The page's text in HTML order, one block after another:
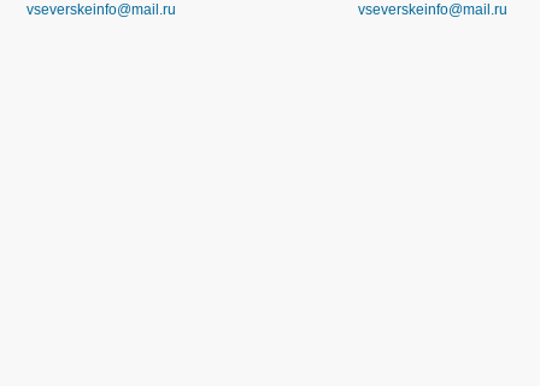
vseverskeinfo@mail.ru
vseverskeinfo@mail.ru